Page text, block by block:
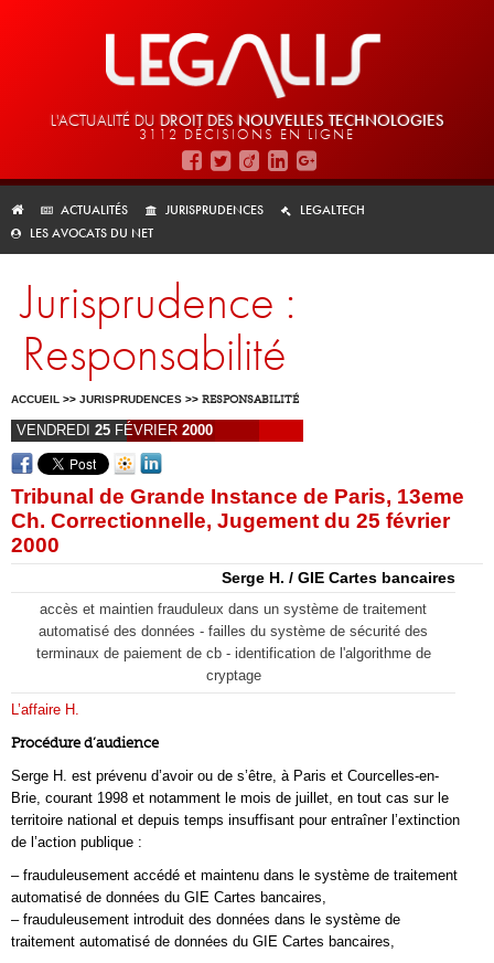
L'ACTUALITÉ DU DROIT DES NOUVELLES TECHNOLOGIES
3112 DÉCISIONS EN LIGNE
ACTUALITÉS JURISPRUDENCES
LEGALTECH
LES AVOCATS DU NET
Jurisprudence :
Responsabilité
ACCUEIL >> JURISPRUDENCES >> RESPONSABILITÉ
VENDREDI 25 FÉVRIER 2000
Tribunal de Grande Instance de Paris, 13eme
Ch. Correctionnelle, Jugement du 25 février
2000
Serge H. / GIE Cartes bancaires
accès et maintien frauduleux dans un système de traitement
automatisé des données - failles du système de sécurité des
terminaux de paiement de cb - identification de l'algorithme de
cryptage
L’affaire H.
Procédure d’audience
Serge H. est prévenu d’avoir ou de s’être, à Paris et Courcelles-en-
Brie, courant 1998 et notamment le mois de juillet, en tout cas sur le
territoire national et depuis temps insuffisant pour entraîner l’extinction
de l’action publique :
– frauduleusement accédé et maintenu dans le système de traitement
automatisé de données du GIE Cartes bancaires,
– frauduleusement introduit des données dans le système de
traitement automatisé de données du GIE Cartes bancaires,